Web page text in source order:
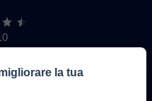
di
la tua